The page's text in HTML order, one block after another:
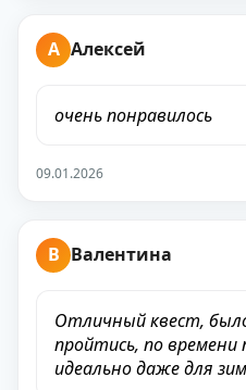
А Алексей
очень понравилось
09.01.2026
В Валентина
Отличный квест,
пройтись, по времени
идеально даже для